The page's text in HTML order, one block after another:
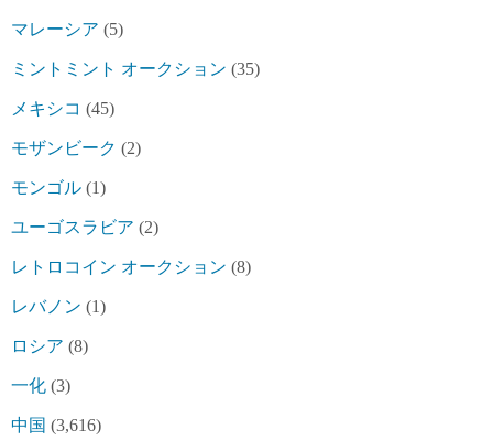
マレーシア (5)
ミントミント オークション (35)
メキシコ (45)
モザンビーク (2)
モンゴル (1)
ユーゴスラビア (2)
レトロコイン オークション (8)
レバノン (1)
ロシア (8)
一化 (3)
中国 (3,616)